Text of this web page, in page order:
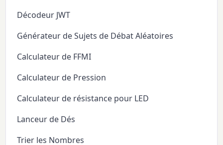
Décodeur JWT
Générateur de Sujets de Débat Aléatoires
Calculateur de FFMI
Calculateur de Pression
Calculateur de résistance pour LED
Lanceur de Dés
Trier les Nombres